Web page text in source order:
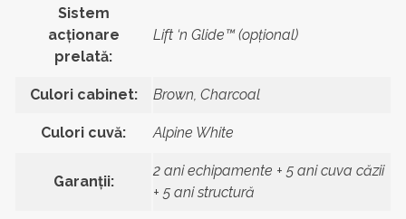
Sistem
acționare
prelată:
Lift ‘n Glide™ (opţional)
Culori cabinet: Brown, Charcoal
Culori cuvă: Alpine White
Garanții:
2 ani echipamente + 5 ani cuva căzii
+ 5 ani structură